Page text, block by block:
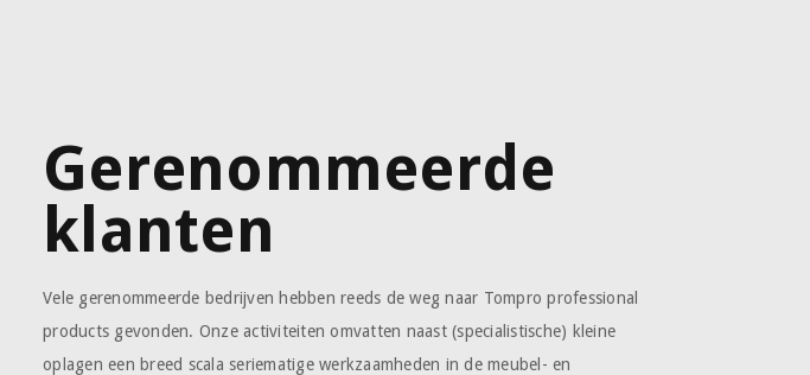
Gerenommeerde
klanten
Vele gerenommeerde bedrijven hebben reeds de weg naar Tompro professional
products gevonden. Onze activiteiten omvatten naast (specialistische) kleine
oplagen een breed scala seriematige werkzaamheden in de meubel- en